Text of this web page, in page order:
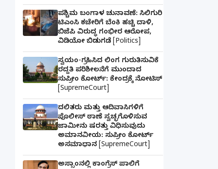
ಪಶ್ಚಿಮ ಬಂಗಾಳ ಚುನಾವಣೆ: ಸಿಲಿಗುರಿ
ಟಿಎಂಸಿ ಕಚೇರಿಗೆ ಬೆಂಕಿ ಹಚ್ಚಿ ದಾಳಿ,
ಬಿಜೆಪಿ ವಿರುದ್ಧ ಗಂಭೀರ ಆರೋಪ,
ವಿಡಿಯೋ ಬಿಡುಗಡೆ [Politics]
ಸ್ವಯಂ-ಗ್ರಹಿಸಿದ ಲಿಂಗ ಗುರುತಿಸುವಿಕೆ
ರದ್ದತಿ ಪರಿಶೀಲನೆಗೆ ಮುಂದಾದ
ಸುಪ್ರೀಂ ಕೋರ್ಟ್: ಕೇಂದ್ರಕ್ಕೆ ನೋಟಿಸ್
[SupremeCourt]
ದಲಿತರು ಮತ್ತು ಆದಿವಾಸಿಗಳಿಗೆ
ಪೊಲೀಸ್ ಠಾಣೆ ಸ್ವಚ್ಛಗೊಳಿಸುವ
ಜಾಮೀನು ಷರತ್ತು ವಿಧಿಸುವುದು
ಅಮಾನವೀಯ: ಸುಪ್ರೀಂ ಕೋರ್ಟ್
ಅಸಮಾಧಾನ [SupremeCourt]
ಅಸ್ಸಾಂನಲ್ಲಿ ಕಾಂಗ್ರೆಸ್ ಪಾಲಿಗೆ